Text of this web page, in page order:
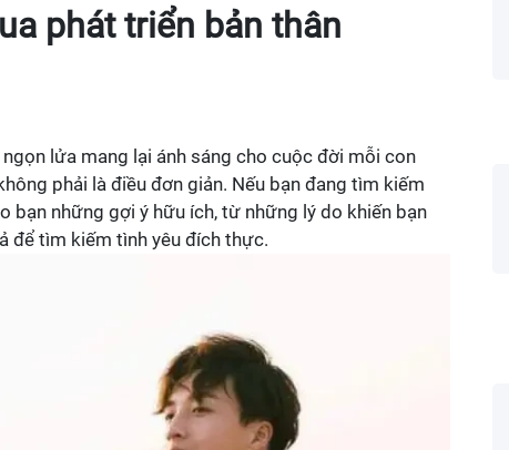
phát triển bản thân
lửa mang lại ánh sáng cho cuộc đời mỗi con
phải là điều đơn giản. Nếu bạn đang tìm kiếm
bạn những gợi ý hữu ích, từ những lý do khiến bạn
để tìm kiếm tình yêu đích thực.